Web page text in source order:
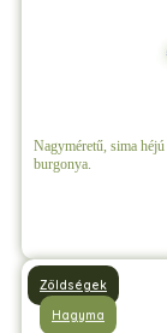
Nagyméretű, sima héjú
burgonya.
Zöldségek
Hagyma